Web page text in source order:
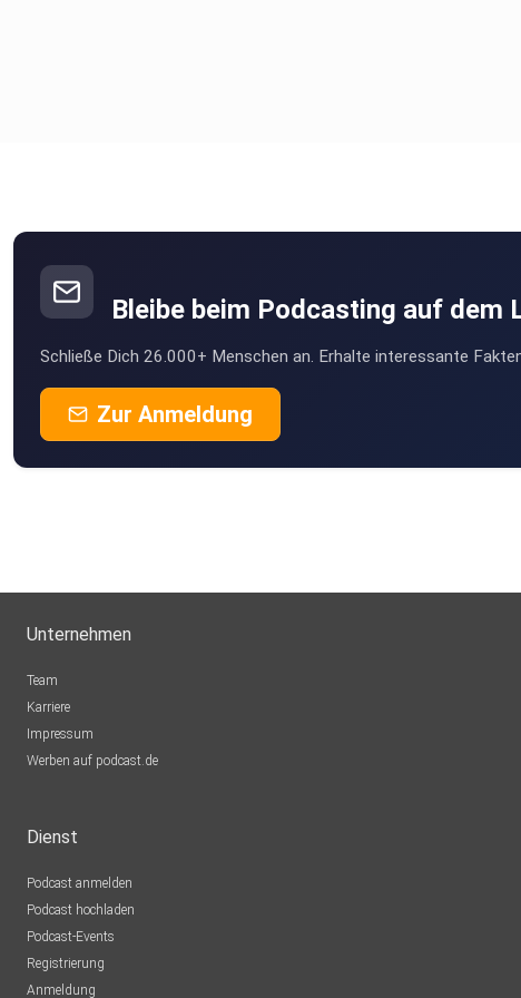
Bleibe beim Podcasting auf dem
Schließe Dich 26.000+ Menschen an. Erhalte interessante
Zur Anmeldung
Unternehmen
Team
Karriere
Impressum
Werben auf podcast.de
Dienst
Podcast anmelden
Podcast hochladen
Podcast-Events
Registrierung
Anmeldung